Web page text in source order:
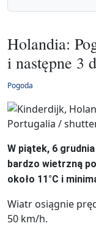
Holandia:
i następne 3
Pogoda
W piątek, 6
bardzo wietrzną
około 11°C i
Wiatr osiągnie
50 km/h.